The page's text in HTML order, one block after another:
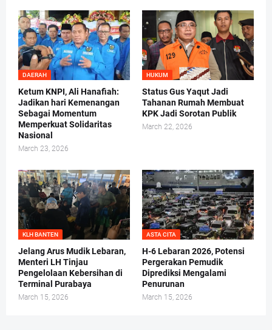
DAERAH
Ketum KNPI, Ali Hanafiah:
Jadikan hari Kemenangan
Sebagai Momentum
Memperkuat Solidaritas
Nasional
March 23, 2026
HUKUM
Status Gus Yaqut Jadi
Tahanan Rumah Membuat
KPK Jadi Sorotan Publik
March 22, 2026
KLH BANTEN
Jelang Arus Mudik Lebaran,
Menteri LH Tinjau
Pengelolaan Kebersihan di
Terminal Purabaya
March 15, 2026
ASTA CITA
H-6 Lebaran 2026, Potensi
Pergerakan Pemudik
Diprediksi Mengalami
Penurunan
March 15, 2026